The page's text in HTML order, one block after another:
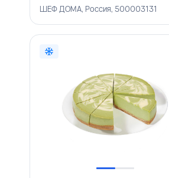
ШЕФ ДОМА, Россия, 500003131